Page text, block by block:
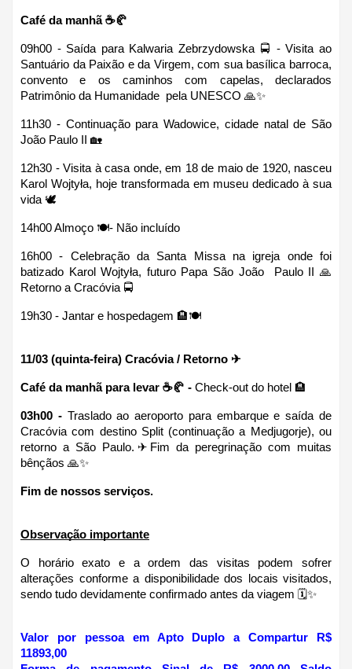
Café da manhã ☕🥐
09h00 - Saída para Kalwaria Zebrzydowska 🚍 - Visita ao
Santuário da Paixão e da Virgem, com sua basílica barroca,
convento e os caminhos com capelas, declarados
Patrimônio da Humanidade  pela UNESCO 🙏✨
11h30 - Continuação para Wadowice, cidade natal de São
João Paulo II 🏡
12h30 - Visita à casa onde, em 18 de maio de 1920, nasceu
Karol Wojtyła, hoje transformada em museu dedicado à sua
vida 🕊
14h00 Almoço 🍽- Não incluído
16h00 - Celebração da Santa Missa na igreja onde foi
batizado Karol Wojtyła, futuro Papa São João  Paulo II 🙏
Retorno a Cracóvia 🚍
19h30 - Jantar e hospedagem 🏨🍽
11/03 (quinta-feira) Cracóvia / Retorno ✈
Café da manhã para levar ☕🥐 - Check-out do hotel 🏨
03h00 - Traslado ao aeroporto para embarque e saída de
Cracóvia com destino Split (continuação a Medjugorje), ou
retorno a São Paulo.✈Fim da peregrinação com muitas
bênçãos 🙏✨
Fim de nossos serviços.
Observação importante
O horário exato e a ordem das visitas podem sofrer
alterações conforme a disponibilidade dos locais visitados,
sendo tudo devidamente confirmado antes da viagem 🗓✨
Valor por pessoa em Apto Duplo a Compartur R$
11893,00